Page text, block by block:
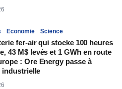
Economie Science
fer-air qui stocke 100 heures
43 M$ levés et 1 GWh en route
: Ore Energy passe à
industrielle